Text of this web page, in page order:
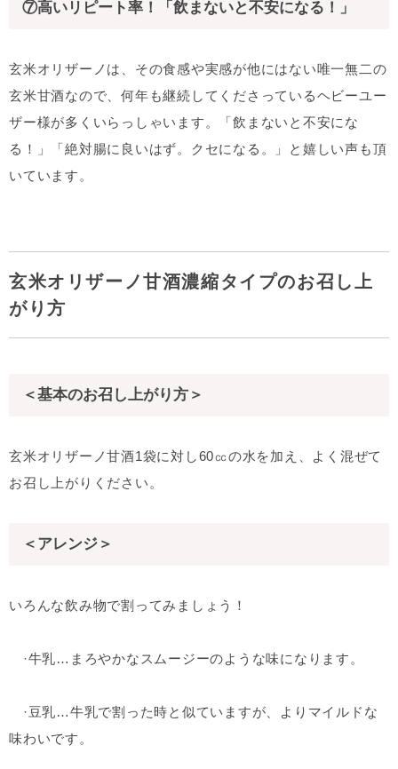
⑦高いリピート率！「飲まないと不安になる！」
玄米オリザーノは、その食感や実感が他にはない唯一無二の
玄米甘酒なので、何年も継続してくださっているヘビーユー
ザー様が多くいらっしゃいます。「飲まないと不安にな
る！」「絶対腸に良いはず。クセになる。」と嬉しい声も頂
いています。
玄米オリザーノ甘酒濃縮タイプのお召し上
がり方
＜基本のお召し上がり方＞
玄米オリザーノ甘酒1袋に対し60㏄の水を加え、よく混ぜて
お召し上がりください。
＜アレンジ＞
いろんな飲み物で割ってみましょう！
·牛乳…まろやかなスムージーのような味になります。
·豆乳…牛乳で割った時と似ていますが、よりマイルドな
味わいです。